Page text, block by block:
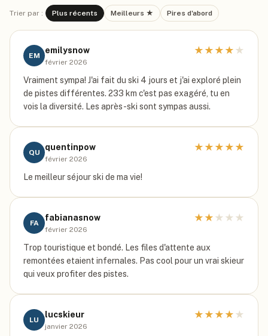
Trier par : Plus récents Meilleurs ★ Pires d'abord
EM
emilysnow
février 2026
★ ★ ★ ★ ★
Vraiment sympa! J'ai fait du ski 4 jours et j'ai exploré plein
de pistes différentes. 233 km c'est pas exagéré, tu en
vois la diversité. Les après-ski sont sympas aussi.
QU
quentinpow
février 2026
★ ★ ★ ★ ★
Le meilleur séjour ski de ma vie!
FA
fabianasnow
février 2026
★ ★ ★ ★ ★
Trop touristique et bondé. Les files d'attente aux
remontées etaient infernales. Pas cool pour un vrai skieur
qui veux profiter des pistes.
LU
lucskieur
janvier 2026
★ ★ ★ ★ ★